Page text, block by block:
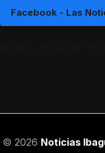
Facebook - Las
© 2026 Noticias